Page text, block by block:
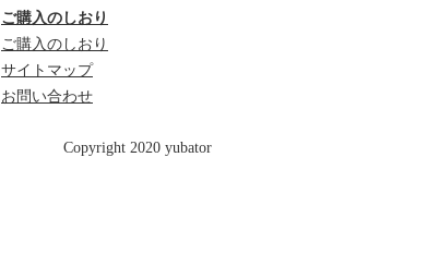
ご購入のしおり
ご購入のしおり
サイトマップ
お問い合わせ
Copyright 2020 yubator